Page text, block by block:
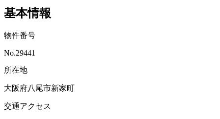
基本情報
物件番号
No.29441
所在地
大阪府八尾市新家町
交通アクセス